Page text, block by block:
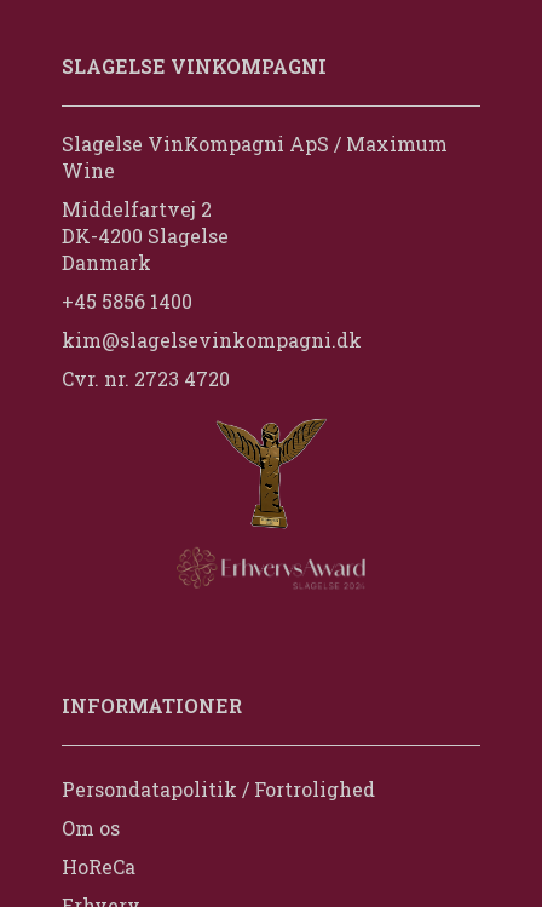
SLAGELSE VINKOMPAGNI
Slagelse VinKompagni ApS / Maximum
Wine
Middelfartvej 2
DK-4200 Slagelse
Danmark
+45 5856 1400
kim@slagelsevinkompagni.dk
Cvr. nr. 2723 4720
INFORMATIONER
Persondatapolitik / Fortrolighed
Om os
HoReCa